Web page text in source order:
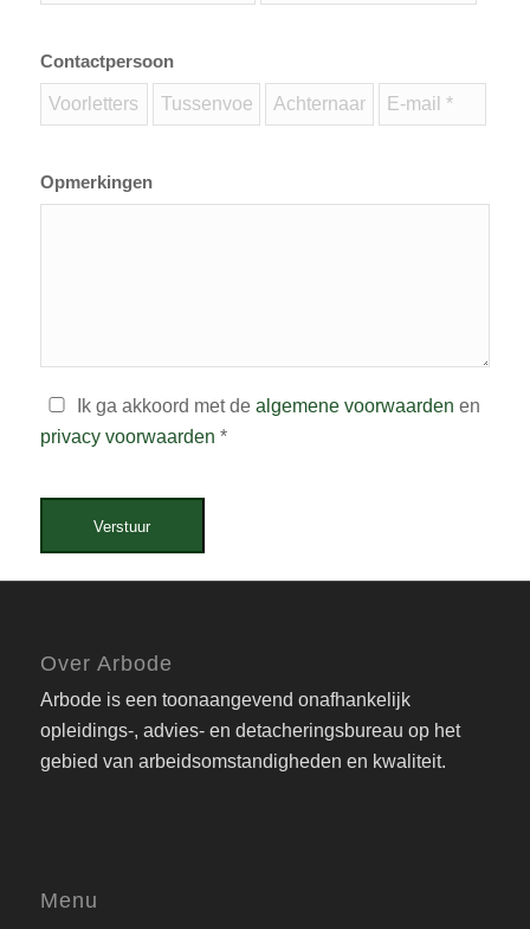
Contactpersoon
Opmerkingen
Ik ga akkoord met de algemene voorwaarden en
privacy voorwaarden *
Verstuur
Over Arbode
Arbode is een toonaangevend onafhankelijk
opleidings-, advies- en detacheringsbureau op het
gebied van arbeidsomstandigheden en kwaliteit.
Menu